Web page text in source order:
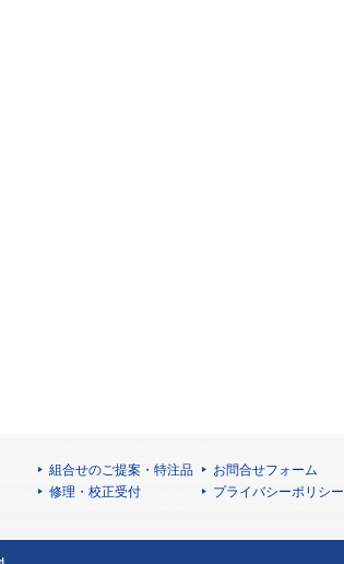
組合せのご提案・特注品
お問合せフォーム
修理・校正受付 プライバシーポリシー